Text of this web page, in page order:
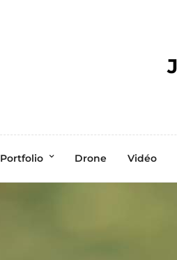
Portfolio Drone Vidéo